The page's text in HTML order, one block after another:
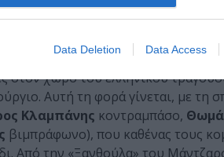
Data Deletion Data Access
στον χώρο του ελληνικού
Αυτή τη φορά γίνεται, με τη
Κλαμπάνης κοντραμπάσο,
βιμπράφωνο), που καθένας τους
Από την «Ξανθούλα» του